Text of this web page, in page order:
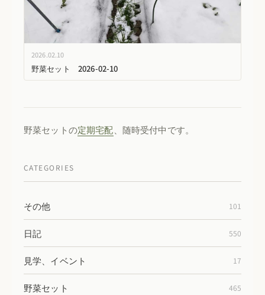
2026.02.10
野菜セット 2026-02-10
野菜セットの定期宅配 、随時受付中です。
CATEGORIES
その他 101
日記 550
見学、イベント 17
野菜セット 465